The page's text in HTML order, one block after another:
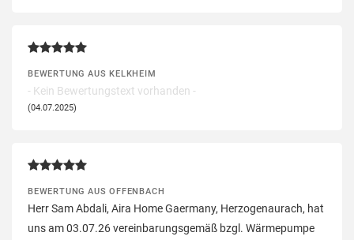
BEWERTUNG AUS KELKHEIM
- Kein Bewertungstext vorhanden -
(04.07.2025)
BEWERTUNG AUS OFFENBACH
Herr Sam Abdali, Aira Home Gaermany, Herzogenaurach, hat
uns am 03.07.26 vereinbarungsgemäß bzgl. Wärmepumpe